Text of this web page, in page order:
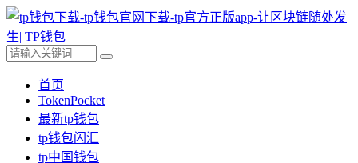
首页
TokenPocket
最新tp钱包
tp钱包闪汇
tp中国钱包